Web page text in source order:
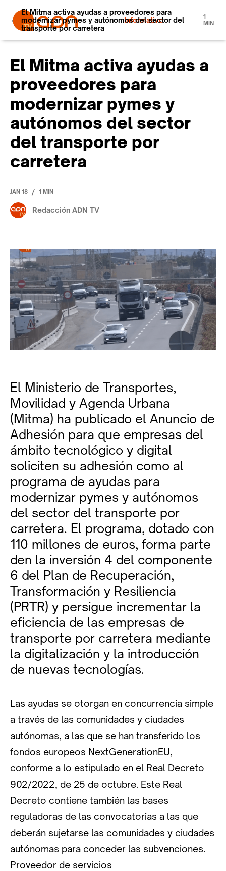
Informativo
El Mitma activa ayudas a proveedores para
modernizar pymes y autónomos del sector del
transporte por carretera
1
MIN
El Mitma activa ayudas a
proveedores para
modernizar pymes y
autónomos del sector
del transporte por
carretera
JAN 18 / 1 MIN
Redacción ADN TV
El Ministerio de Transportes,
Movilidad y Agenda Urbana
(Mitma) ha publicado el Anuncio de
Adhesión para que empresas del
ámbito tecnológico y digital
soliciten su adhesión como al
programa de ayudas para
modernizar pymes y autónomos
del sector del transporte por
carretera. El programa, dotado con
110 millones de euros, forma parte
den la inversión 4 del componente
6 del Plan de Recuperación,
Transformación y Resiliencia
(PRTR) y persigue incrementar la
eficiencia de las empresas de
transporte por carretera mediante
la digitalización y la introducción
de nuevas tecnologías.
Las ayudas se otorgan en concurrencia simple
a través de las comunidades y ciudades
autónomas, a las que se han transferido los
fondos europeos NextGenerationEU,
conforme a lo estipulado en el Real Decreto
902/2022, de 25 de octubre. Este Real
Decreto contiene también las bases
reguladoras de las convocatorias a las que
deberán sujetarse las comunidades y ciudades
autónomas para conceder las subvenciones.
Proveedor de servicios